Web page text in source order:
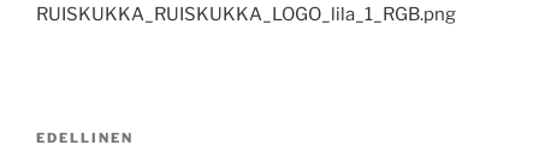
RUISKUKKA_RUISKUKKA_LOGO_lila_1_RGB.png
EDELLINEN